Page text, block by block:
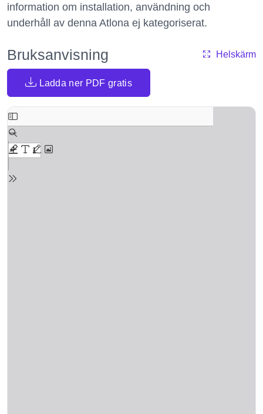
information om installation, användning och
underhåll av denna Atlona ej kategoriserat.
Bruksanvisning Helskärm
Ladda ner PDF gratis